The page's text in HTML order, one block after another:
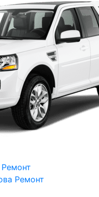
Ремонт
Ремонт